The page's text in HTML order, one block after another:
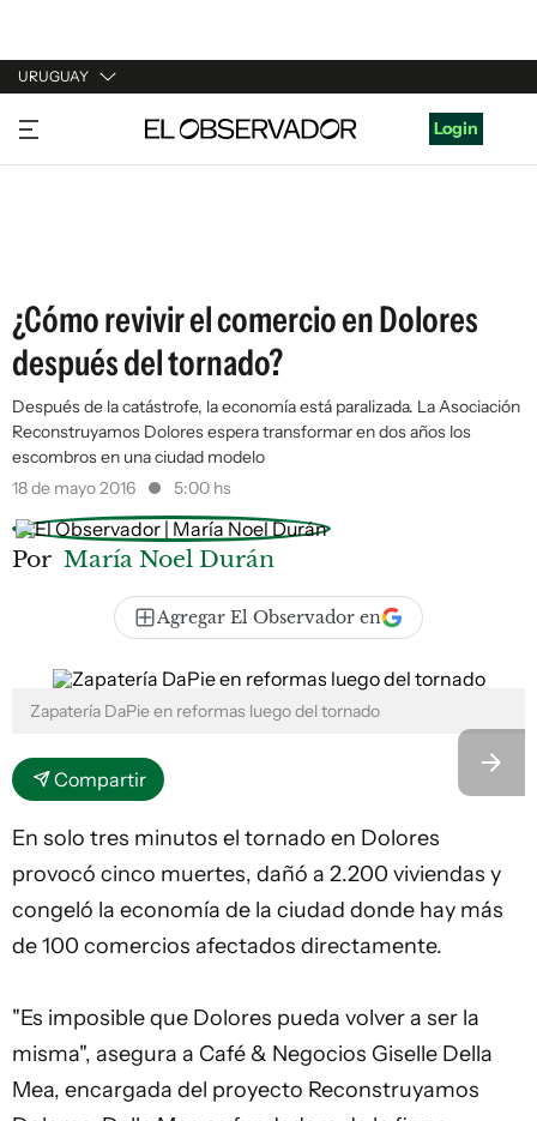
URUGUAY
URUGUAY
ARGENTINA
Login
¿Cómo revivir el comercio en Dolores
después del tornado?
Después de la catástrofe, la economía está paralizada. La Asociación
Reconstruyamos Dolores espera transformar en dos años los
escombros en una ciudad modelo
18 de mayo 2016
5:00 hs
Por María Noel Durán
Agregar El Observador en
Zapatería DaPie en reformas luego del tornado
Compartir
En solo tres minutos el tornado en Dolores
provocó cinco muertes, dañó a 2.200 viviendas y
congeló la economía de la ciudad donde hay más
de 100 comercios afectados directamente.
"Es imposible que Dolores pueda volver a ser la
misma", asegura a Café & Negocios Giselle Della
Mea, encargada del proyecto Reconstruyamos